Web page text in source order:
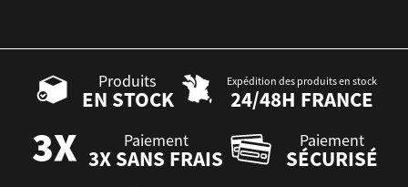
Produits
EN STOCK
Expédition des produits en stock
24/48H FRANCE
Paiement
3X SANS FRAIS
Paiement
SÉCURISÉ